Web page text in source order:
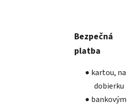
Bezpečná
platba
kartou, na
dobierku
bankovým